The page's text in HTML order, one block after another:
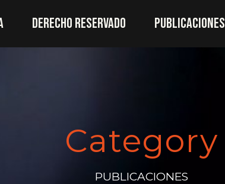
DERECHO RESERVADO PUBLICACIONES
Category
PUBLICACIONES